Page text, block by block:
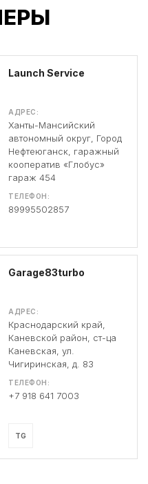
Launch Service
АДРЕС:
Ханты-Мансийский
автономный округ, Город
Нефтеюганск, гаражный
кооператив «Глобус»
гараж 454
ТЕЛЕФОН:
89995502857
Garage83turbo
АДРЕС:
Краснодарский край,
Каневской район, ст-ца
Каневская, ул.
Чигиринская, д. 83
ТЕЛЕФОН:
+7 918 641 7003
TG